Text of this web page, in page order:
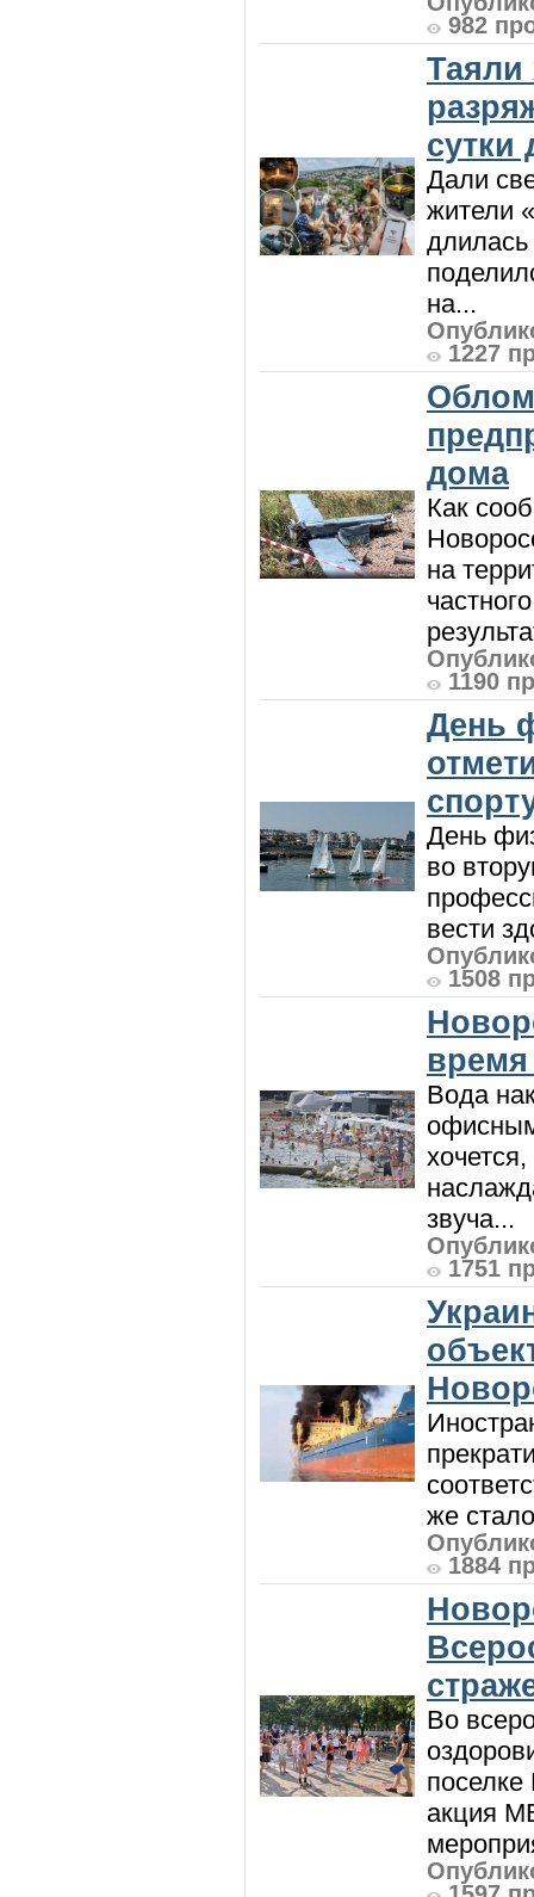
982
сутки
Дали
жители
длилась
на...
1227
дома
Как
на
1190
День
День
во
вести
1508
Вода
звуча...
1751
же
1884
Во
акция